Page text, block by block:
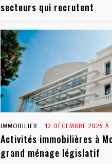
secteurs qui recrutent
IMMOBILIER 12 DÉCEMBRE 2025 À
Activités immobilières à
grand ménage législatif